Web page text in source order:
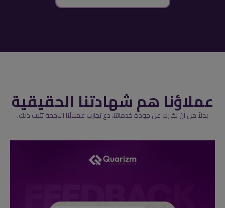
عملاؤنا هم شهادتنا الحقيقية
بدلاً من أن نخبرك عن جودة خدماتنا، دع تجارب عملائنا الناجحة تثبت ذلك.